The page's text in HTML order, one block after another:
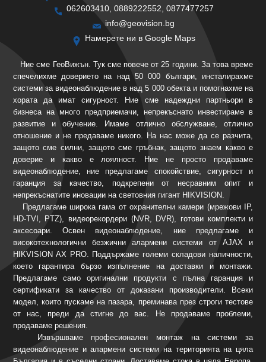
062603410, 0889222552, 0877477257
info@geovision.bg
Намерете ни в Google Maps
Ние сме ГеоВижън. Тук сме повече от 25 години. За това време
спечелихме доверието на над 50 000 българи, инсталирахме
системи за видеонаблюдение в над 5 000 обекта и помогнахме на
хората да имат сигурност. Ние сме надеждни партньори в
бизнеса на много предприемачи, непрекъснато инвестираме в
развитие и обучение. Имаме отлично обслужване, отлично
отношение и не предаваме никого. На нас може да се разчита,
защото сме силни, защото сме гръбнак, защото знаем какво е
доверие и какво е лоялност. Ние не просто продаваме
видеонаблюдение, ние предлагаме спокойствие, сигурност и
гаранция за качество, подкрепени от несравним опит и
непрекъснатите иновации на световния гигант HIKVISION.
Предлагаме широка гама от охранителни камери (мрежови IP,
HD-TVI, PTZ), видеорекордери (NVR, DVR), готови комплекти и
аксесоари. Освен видеонаблюдение, ние предлагаме и
високотехнологични безжични алармени системи от AJAX и
HIKVISION AX PRO. Поддържаме големи складови наличности,
което гарантира бързо изпълнение на доставки и монтажи.
Предлагаме само оригинални продукти с пълна гаранция и
сертификати за качество от доказани производители. Всеки
модел, които пускаме на пазара, преминава през строги тестове
от нас, преди да стигне до вас. Не продаваме проблеми,
продаваме решения.
Извършваме професионален монтаж на системи за
видеонаблюдение и алармени системи на територията на цяла